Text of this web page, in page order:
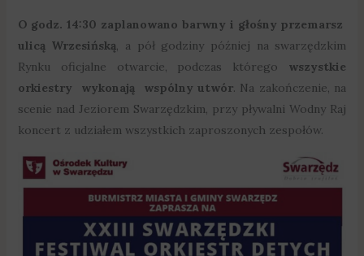
O godz. 14:30 zaplanowano barwny i głośny przemarsz
ulicą Wrzesińską, a pół godziny później na swarzędzkim
Rynku oficjalne otwarcie, podczas którego wszystkie
orkiestry wykonają wspólny utwór. Na zakończenie, na
scenie nad Jeziorem Swarzędzkim, przy pływalni Wodny Raj
koncert z udziałem wszystkich zaproszonych zespołów.